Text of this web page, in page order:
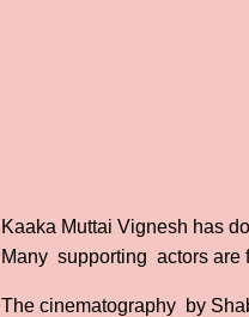
Kaaka Muttai Vignesh has
Many supporting actors are
The cinematography by